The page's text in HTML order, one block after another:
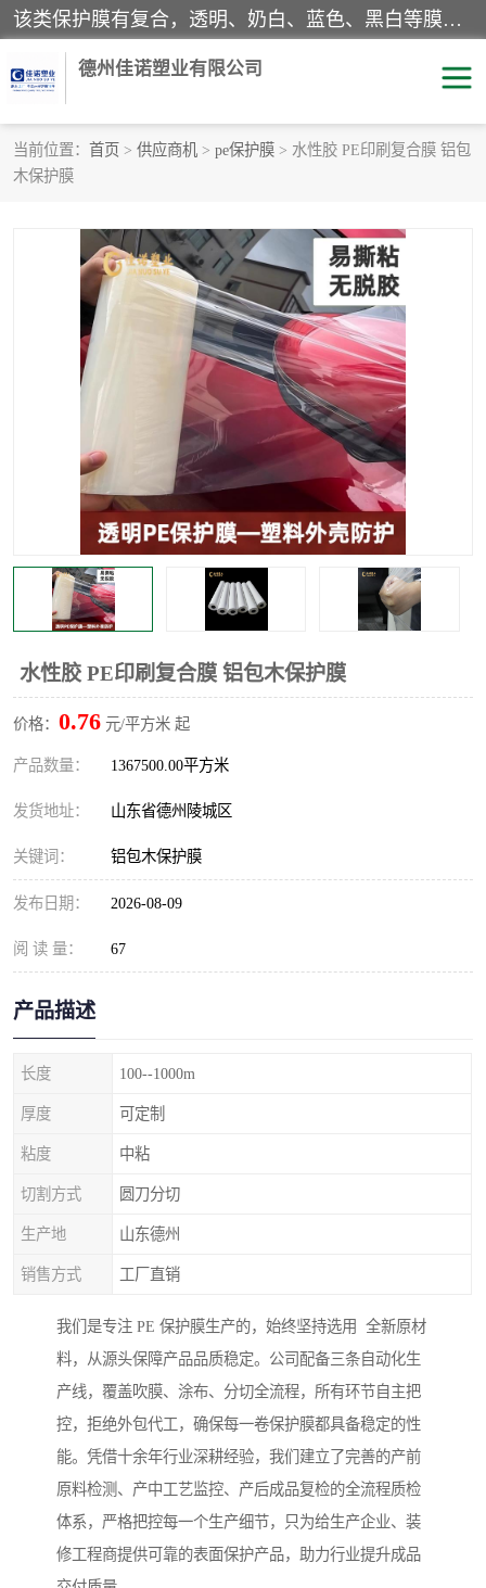
该类保护膜有复合，透明、奶白、蓝色、黑白等膜型。特高粘，高粘，中高粘，中粘，中低粘，低粘等。对于不同的粘力要求有相应的产品相适配。无胶渍残留污染。在较宽的收卷幅度下平整无皱纹，收卷长度大，利于机械化及自动化施工粘贴。为您的产品提供的表面保护解决方案。 产品广泛适用于：铝材、不锈钢、金属、塑料、电子、家电、家具、玻璃、化工材料、装饰材料等。
德州佳诺塑业有限公司
当前位置： 首页 > 供应商机 > pe保护膜 > 水性胶 PE印刷复合膜 铝包
木保护膜
水性胶 PE印刷复合膜 铝包木保护膜
价格： 0.76 元/平方米 起
产品数量： 1367500.00平方米
发货地址： 山东省德州陵城区
关键词： 铝包木保护膜
发布日期： 2026-08-09
阅 读 量： 67
产品描述
长度 100--1000m
厚度 可定制
粘度 中粘
切割方式 圆刀分切
生产地 山东德州
销售方式 工厂直销
我们是专注 PE 保护膜生产的，始终坚持选用 全新原材
料，从源头保障产品品质稳定。公司配备三条自动化生
产线，覆盖吹膜、涂布、分切全流程，所有环节自主把
控，拒绝外包代工，确保每一卷保护膜都具备稳定的性
能。凭借十余年行业深耕经验，我们建立了完善的产前
原料检测、产中工艺监控、产后成品复检的全流程质检
体系，严格把控每一个生产细节，只为给生产企业、装
修工程商提供可靠的表面保护产品，助力行业提升成品
pe保护膜
地毯保护膜 家具保护膜
拉伸缠绕膜 透明保护膜
黑白保护膜 乳白保护膜
纯黑保护膜
印字保护膜 彩钢板保护膜
不绣钢板保护膜 两边上胶保护膜
窗缝阻风胶带 铝板保护膜
不锈钢板保护膜 一次性隔离膜